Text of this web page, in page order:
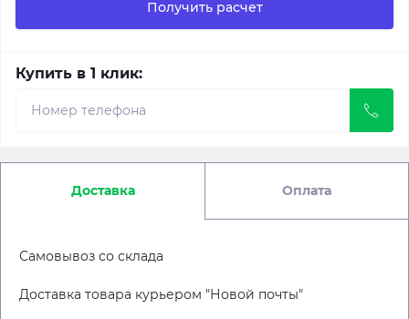
Получить расчет
Купить в 1 клик:
Доставка Оплата
Самовывоз со склада
Доставка товара курьером "Новой почты"